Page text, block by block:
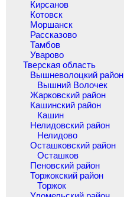
Кирсанов
Котовск
Моршанск
Рассказово
Тамбов
Уварово
Тверская область
Вышневолоцкий район
Вышний Волочек
Жарковский район
Кашинский район
Кашин
Нелидовский район
Нелидово
Осташковский район
Осташков
Пеновский район
Торжокский район
Торжок